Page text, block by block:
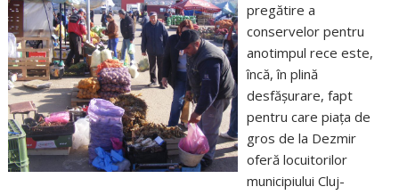
pregătire a
conservelor pentru
anotimpul rece este,
încă, în plină
desfășurare, fapt
pentru care piața de
gros de la Dezmir
oferă locuitorilor
municipiului Cluj-